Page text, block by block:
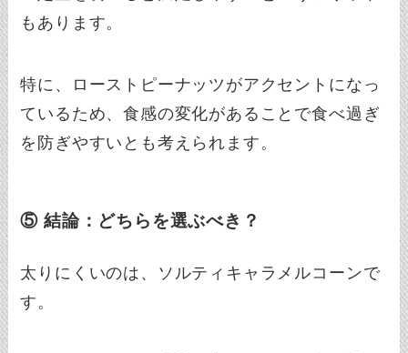
もあります。
特に、ローストピーナッツがアクセントになっ
ているため、食感の変化があることで食べ過ぎ
を防ぎやすいとも考えられます。
⑤ 結論：どちらを選ぶべき？
太りにくいのは、ソルティキャラメルコーンで
す。